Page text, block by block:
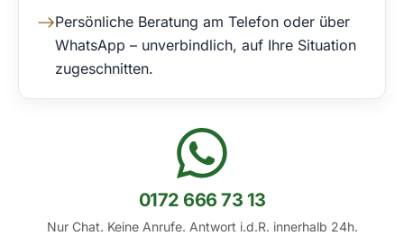
Persönliche Beratung am Telefon oder über
WhatsApp – unverbindlich, auf Ihre Situation
zugeschnitten.
0172 666 73 13
Nur Chat. Keine Anrufe. Antwort i.d.R. innerhalb 24h.